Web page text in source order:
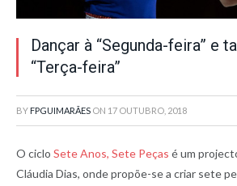
Dançar à “Segunda-feira” e
“Terça-feira”
BY FPGUIMARÃES ON 17 OUTUBRO, 2018
O ciclo Sete Anos, Sete Peças é um
Cláudia Dias, onde propõe-se a criar sete